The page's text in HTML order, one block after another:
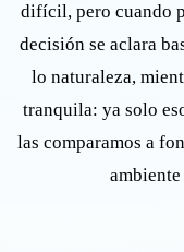
difícil, pero cuando
decisión se aclara
lo naturaleza,
tranquila: ya solo
las comparamos a